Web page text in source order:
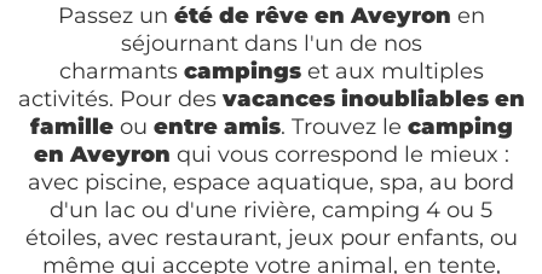
Passez un été de rêve en Aveyron en
séjournant dans l'un de nos
charmants campingset aux multiples
activités. Pour des vacances inoubliables en
familleou entre amis. Trouvez le camping
en Aveyron qui vous correspond le mieux :
avec piscine, espace aquatique, spa, au bord
d'un lac ou d'une rivière, camping 4 ou 5
étoiles, avec restaurant, jeux pour enfants, ou
même qui accepte votre animal, en tente,